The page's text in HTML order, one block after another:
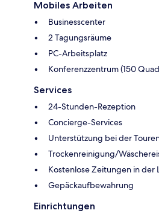
Mobiles Arbeiten
Businesscenter
2 Tagungsräume
PC-Arbeitsplatz
Konferenzzentrum (150
Services
24-Stunden-Rezeption
Concierge-Services
Unterstützung bei der
Trockenreinigung/
Kostenlose Zeitungen in der
Gepäckaufbewahrung
Einrichtungen